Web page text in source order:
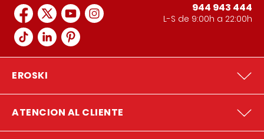
944 943 444
L-S de 9:00h a 22:00h
EROSKI
ATENCION AL CLIENTE